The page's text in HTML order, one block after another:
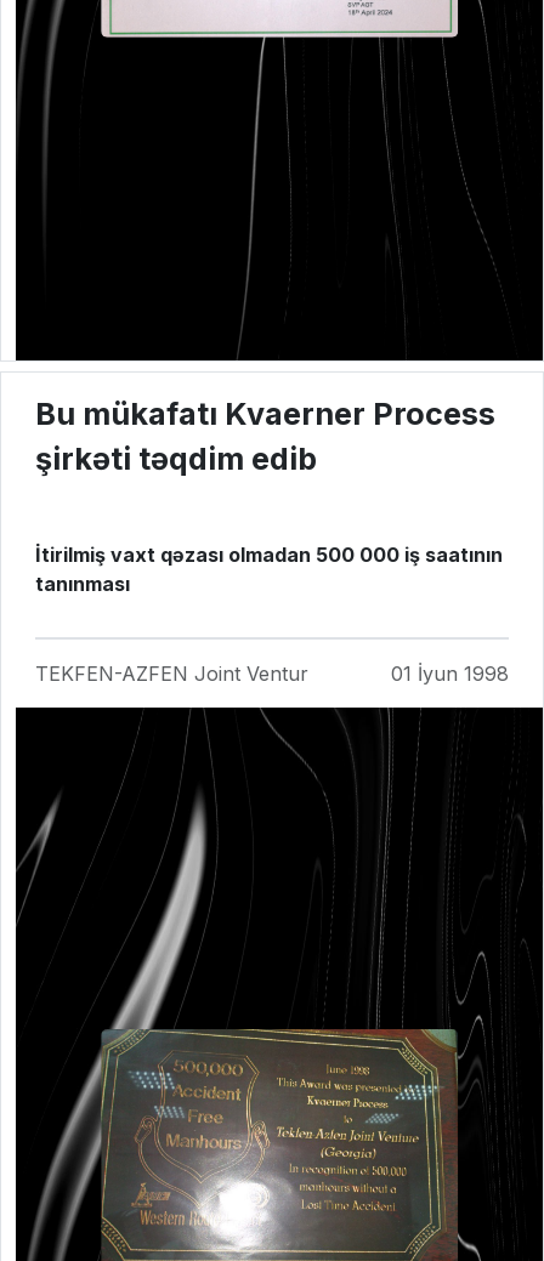
Bu mükafatı Kvaerner Process
şirkəti təqdim edib
İtirilmiş vaxt qəzası olmadan 500 000 iş saatının
tanınması
TEKFEN-AZFEN Joint Ventur 01 İyun 1998